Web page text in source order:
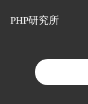
PHP研究所